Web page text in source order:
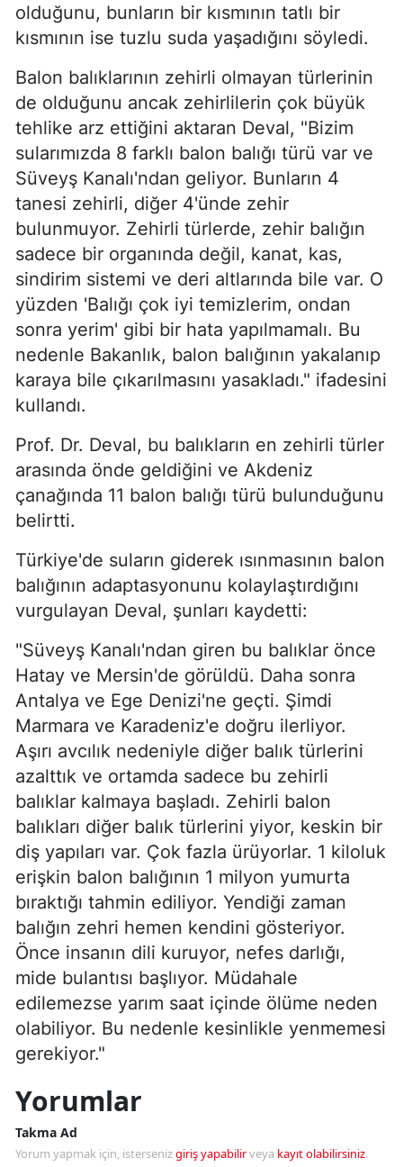
olduğunu, bunların bir kısmının tatlı bir
kısmının ise tuzlu suda yaşadığını söyledi.
Balon balıklarının zehirli olmayan türlerinin
de olduğunu ancak zehirlilerin çok büyük
tehlike arz ettiğini aktaran Deval, "Bizim
sularımızda 8 farklı balon balığı türü var ve
Süveyş Kanalı'ndan geliyor. Bunların 4
tanesi zehirli, diğer 4'ünde zehir
bulunmuyor. Zehirli türlerde, zehir balığın
sadece bir organında değil, kanat, kas,
sindirim sistemi ve deri altlarında bile var. O
yüzden 'Balığı çok iyi temizlerim, ondan
sonra yerim' gibi bir hata yapılmamalı. Bu
nedenle Bakanlık, balon balığının yakalanıp
karaya bile çıkarılmasını yasakladı." ifadesini
kullandı.
Prof. Dr. Deval, bu balıkların en zehirli türler
arasında önde geldiğini ve Akdeniz
çanağında 11 balon balığı türü bulunduğunu
belirtti.
Türkiye'de suların giderek ısınmasının balon
balığının adaptasyonunu kolaylaştırdığını
vurgulayan Deval, şunları kaydetti:
"Süveyş Kanalı'ndan giren bu balıklar önce
Hatay ve Mersin'de görüldü. Daha sonra
Antalya ve Ege Denizi'ne geçti. Şimdi
Marmara ve Karadeniz'e doğru ilerliyor.
Aşırı avcılık nedeniyle diğer balık türlerini
azalttık ve ortamda sadece bu zehirli
balıklar kalmaya başladı. Zehirli balon
balıkları diğer balık türlerini yiyor, keskin bir
diş yapıları var. Çok fazla ürüyorlar. 1 kiloluk
erişkin balon balığının 1 milyon yumurta
bıraktığı tahmin ediliyor. Yendiği zaman
balığın zehri hemen kendini gösteriyor.
Önce insanın dili kuruyor, nefes darlığı,
mide bulantısı başlıyor. Müdahale
edilemezse yarım saat içinde ölüme neden
olabiliyor. Bu nedenle kesinlikle yenmemesi
gerekiyor."
Yorumlar
Takma Ad
Yorum yapmak için, istersenizgiriş yapabilirveya kayıt olabilirsiniz.